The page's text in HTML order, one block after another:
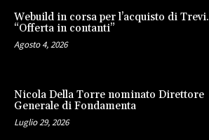
Webuild in corsa per l’acquisto di Trevi.
“Offerta in contanti”
Agosto 4, 2026
Nicola Della Torre nominato Direttore
Generale di Fondamenta
Luglio 29, 2026